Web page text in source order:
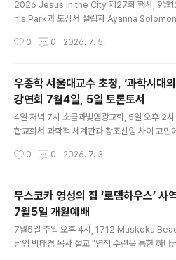
했다. LA에서 진 목사는 부인, 딸, 사위 등 가족
기쁨을 나눴다고 이들 매체는 소개했다.중국 내
0월초 중국 공안의 단속 과정에서 다른 교회 지
2026 Jesus in the City 제27회 행사, 9월
n's Park과 도심서 설립자 Ayanna Solomon
정 투명관리, 교계 폭넓은 참여 등 의견 모아 토
그리스도의 사랑을 전하는 제27회‘Jesus in
레이드 2026 행사가 오는 9월12일(토) 낮 12
타운 퀸즈파크 일원에서 열린다. 한인교계는 해
성도들과 목회자들이 참가해 예배와 찬양을 함
심 행진에도 대형트레일러 차량과 성극, 전통무
해 13회째인 ‘캐나다 국가기..
0 0 2026. 7. 5.
우종학 서울대교수 초청, ‘과학시대
강연회 7월4일, 5일 토론토서
4일 저녁 7시 소금과빛염광교회, 5일 오후 2시
합교회서 과학적 세계관과 창조신앙 사이 고민
리천문학부 교수 초청 ‘과학시대의 신앙’ 강연이
0 John St., Markham, ON L3R 2W4)에 이
일 오후 2시에는 노스욕 한인연합교회(담임 염
5 Finch Ave W, North York, ON M2R 1M8)
린다. 우종학 교수는 미국 예일대학교에서 박사
2016년 ‘과학과 신학의 대화’를 설립해 과학과
0 0 2026. 7. 3.
무스코카 영성의 집 ‘로뎀하우스’ 사
7월5일 개원예배
7월5일 주일 오후 4시, 1712 Muskoka
담임 박태겸 목사 설교 "영적 수련을 통한 하나